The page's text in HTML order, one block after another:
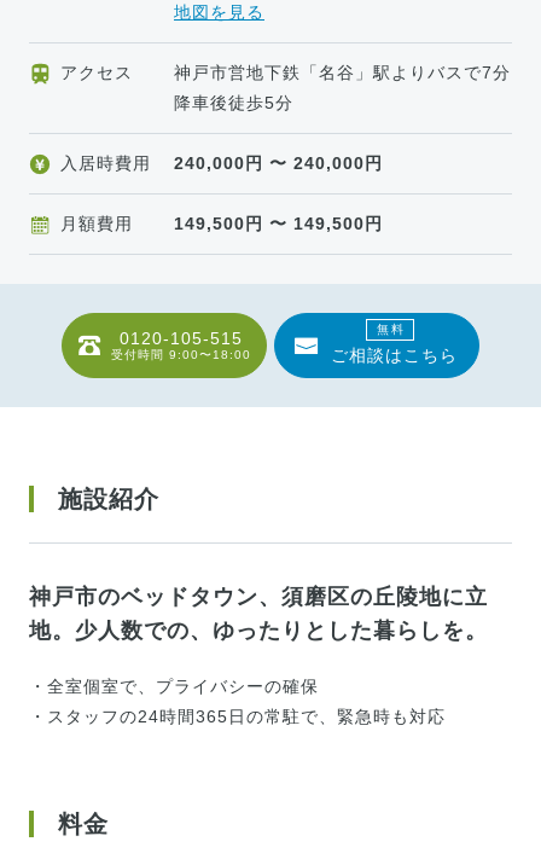
地図を見る
アクセス
神戸市営地下鉄「名谷」駅よりバスで7分
降車後徒歩5分
入居時費用 240,000 円 〜 240,000 円
月額費用 149,500 円 〜 149,500 円
0120-105-515
受付時間 9:00〜18:00
無料
ご相談はこちら
施設紹介
神戸市のベッドタウン、須磨区の丘陵地に立
地。少人数での、ゆったりとした暮らしを。
・全室個室で、プライバシーの確保
・スタッフの24時間365日の常駐で、緊急時も対応
料金